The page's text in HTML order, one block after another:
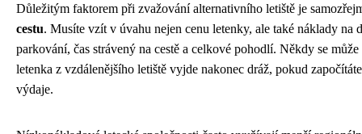
Důležitým faktorem při zvažování alternativního letiště je
cestu. Musíte vzít v úvahu nejen cenu letenky, ale také náklady na
parkování, čas strávený na cestě a celkové pohodlí. Někdy se
letenka z vzdálenějšího letiště vyjde nakonec dráž, pokud
výdaje.